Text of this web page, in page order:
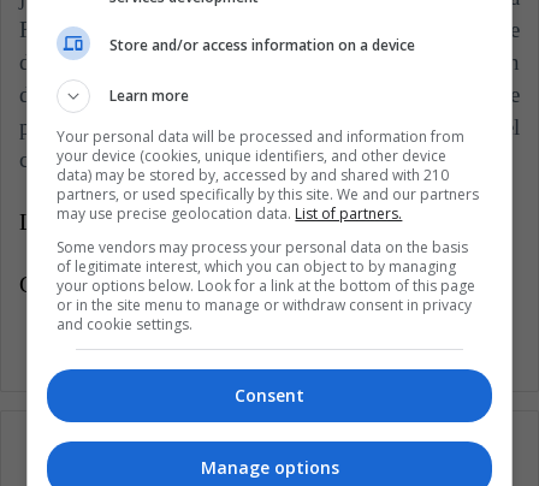
República Dominicana, mientras la disputa legal se
dilucida en su fondo. Estamos totalmente en
desacuerdo con el fallo y confiamos en que
prevaleceremos", declaraba textualmente el
comunicado de la liga, según ESPN.
Latin American Post | Onofre Zambrano
Copy edited by Diana Rojas
Store and/or access information on a device
Learn more
Your personal data will be processed and information from
your device (cookies, unique identifiers, and other device
data) may be stored by, accessed by and shared with 210
partners, or used specifically by this site. We and our partners
may use precise geolocation data. List of partners.
Some vendors may process your personal data on the basis
of legitimate interest, which you can object to by managing
your options below. Look for a link at the bottom of this page
or in the site menu to manage or withdraw consent in privacy
and cookie settings.
Consent
Manage options